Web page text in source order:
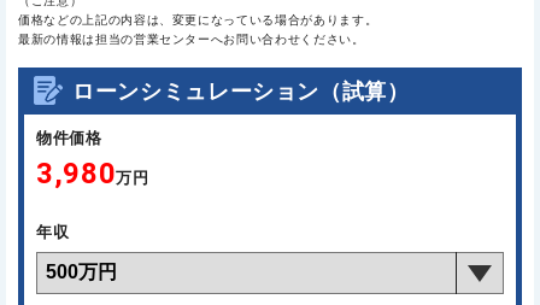
価格などの上記の内容は、変更になっている場合があります。
最新の情報は担当の営業センターへお問い合わせください。
ローンシミュレーション（試算）
物件価格
3,980万円
年収